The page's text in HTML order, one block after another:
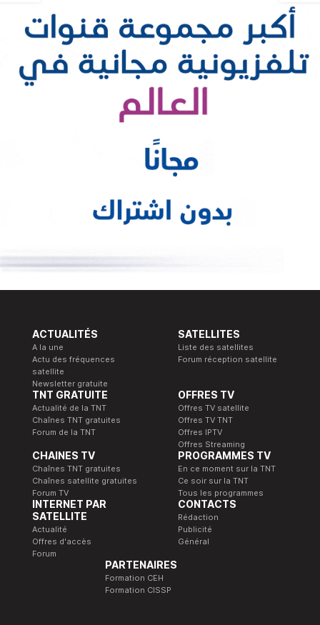
ACTUALITÉS
A la une
Actu des fréquences
satellite
Newsletter gratuite
SATELLITES
Liste des satellites
Forum réception satellite
TNT GRATUITE
Actualité de la TNT
Chaînes TNT gratuites
Forum de la TNT
OFFRES TV
Offres TV satellite
Offres TV TNT
Offres IPTV
Offres Streaming
CHAINES TV
Chaînes TNT gratuites
Chaînes satellite gratuites
Forum TV
PROGRAMMES TV
En ce moment sur la TNT
Ce soir sur la TNT
Tous les programmes
INTERNET PAR
SATELLITE
Actualité
Offres d'accès
Forum
CONTACTS
Rédaction
Publicité
Général
PARTENAIRES
Formation CEH
Formation CISSP